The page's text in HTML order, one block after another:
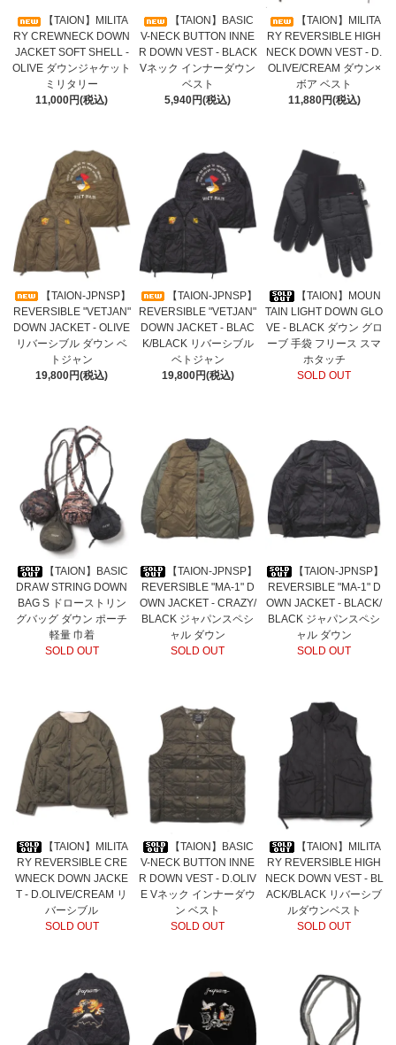
【TAION】MILITA
RY CREWNECK DOWN
JACKET SOFT SHELL -
OLIVE ダウンジャケット
ミリタリー
11,000円(税込)
【TAION】BASIC
V-NECK BUTTON INNE
R DOWN VEST - BLACK
Vネック インナーダウン
ベスト
5,940円(税込)
【TAION】MILITA
RY REVERSIBLE HIGH
NECK DOWN VEST - D.
OLIVE/CREAM ダウン×
ボア ベスト
11,880円(税込)
【TAION-JPNSP】
REVERSIBLE "VETJAN"
DOWN JACKET - OLIVE
リバーシブル ダウン ベ
トジャン
19,800円(税込)
【TAION-JPNSP】
REVERSIBLE "VETJAN"
DOWN JACKET - BLAC
K/BLACK リバーシブル
ベトジャン
19,800円(税込)
【TAION】MOUN
TAIN LIGHT DOWN GLO
VE - BLACK ダウン グロ
ーブ 手袋 フリース スマ
ホタッチ
SOLD OUT
【TAION】BASIC
DRAW STRING DOWN
BAG S ドローストリン
グバッグ ダウン ポーチ
軽量 巾着
SOLD OUT
【TAION-JPNSP】
REVERSIBLE "MA-1" D
OWN JACKET - CRAZY/
BLACK ジャパンスペシ
ャル ダウン
SOLD OUT
【TAION-JPNSP】
REVERSIBLE "MA-1" D
OWN JACKET - BLACK/
BLACK ジャパンスペシ
ャル ダウン
SOLD OUT
【TAION】MILITA
RY REVERSIBLE CRE
WNECK DOWN JACKE
T - D.OLIVE/CREAM リ
バーシブル
SOLD OUT
【TAION】BASIC
V-NECK BUTTON INNE
R DOWN VEST - D.OLIV
E Vネック インナーダウ
ン ベスト
SOLD OUT
【TAION】MILITA
RY REVERSIBLE HIGH
NECK DOWN VEST - BL
ACK/BLACK リバーシブ
ルダウンベスト
SOLD OUT